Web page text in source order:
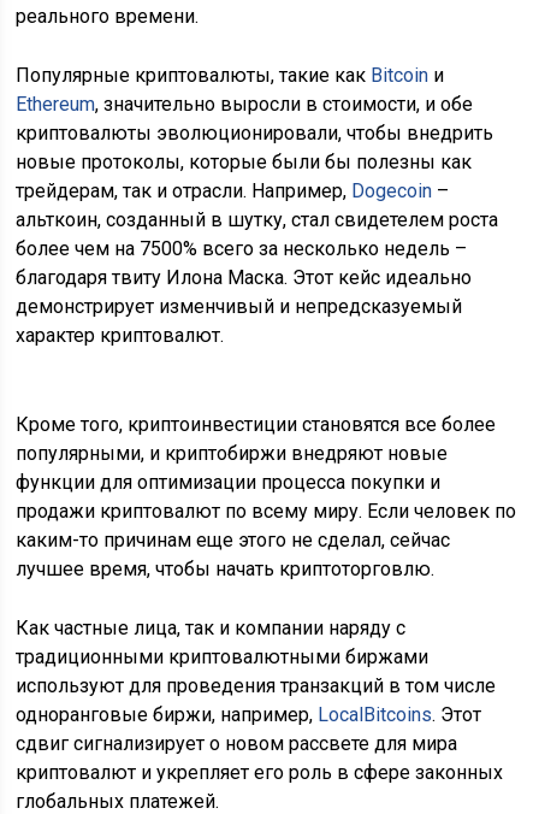
реального времени.
Популярные криптовалюты, такие как Bitcoin и
Ethereum, значительно выросли в стоимости, и обе
криптовалюты эволюционировали, чтобы внедрить
новые протоколы, которые были бы полезны как
трейдерам, так и отрасли. Например, Dogecoin –
альткоин, созданный в шутку, стал свидетелем роста
более чем на 7500% всего за несколько недель –
благодаря твиту Илона Маска. Этот кейс идеально
демонстрирует изменчивый и непредсказуемый
характер криптовалют.
Кроме того, криптоинвестиции становятся все более
популярными, и криптобиржи внедряют новые
функции для оптимизации процесса покупки и
продажи криптовалют по всему миру. Если человек по
каким-то причинам еще этого не сделал, сейчас
лучшее время, чтобы начать криптоторговлю.
Как частные лица, так и компании наряду с
традиционными криптовалютными биржами
используют для проведения транзакций в том числе
одноранговые биржи, например, LocalBitcoins. Этот
сдвиг сигнализирует о новом рассвете для мира
криптовалют и укрепляет его роль в сфере законных
глобальных платежей.